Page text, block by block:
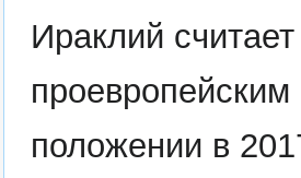
Ираклий
положении в